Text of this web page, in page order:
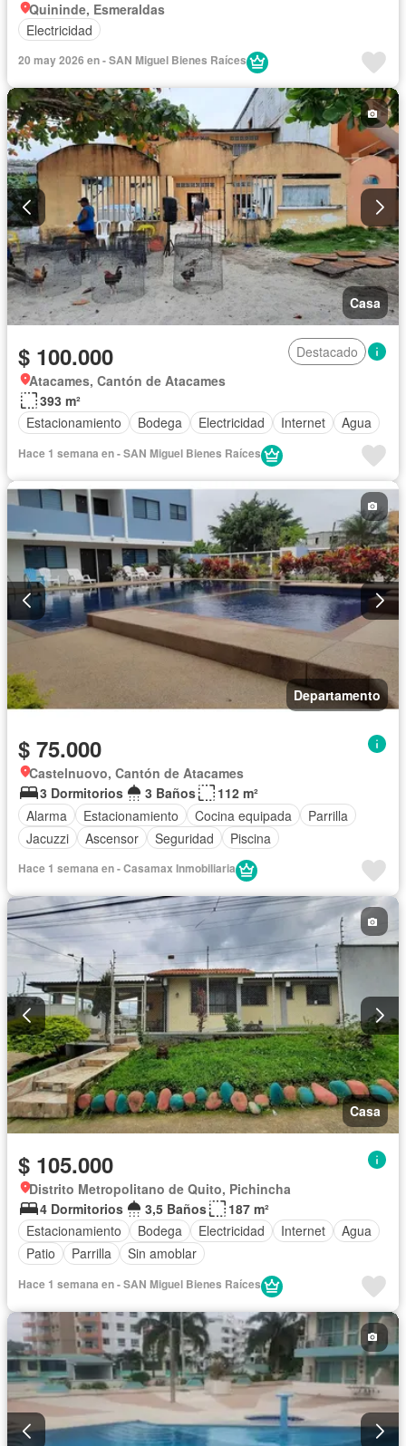
Quininde, Esmeraldas
Electricidad
20 may 2026 en - SAN Miguel Bienes Raíces
Casa
$ 100.000
Destacado
Atacames, Cantón de Atacames
393 m²
Estacionamiento
Bodega Electricidad Internet Agua
Hace 1 semana en - SAN Miguel Bienes Raíces
Departamento
$ 75.000
Castelnuovo, Cantón de Atacames
3 Dormitorios
3 Baños
112 m²
Alarma
Estacionamiento Cocina equipada
Parrilla
Jacuzzi
Ascensor Seguridad Piscina
Hace 1 semana en - Casamax Inmobiliaria
Casa
$ 105.000
Distrito Metropolitano de Quito, Pichincha
4 Dormitorios
3,5 Baños
187 m²
Estacionamiento
Bodega Electricidad Internet
Agua
Patio
Parrilla Sin amoblar
Hace 1 semana en - SAN Miguel Bienes Raíces